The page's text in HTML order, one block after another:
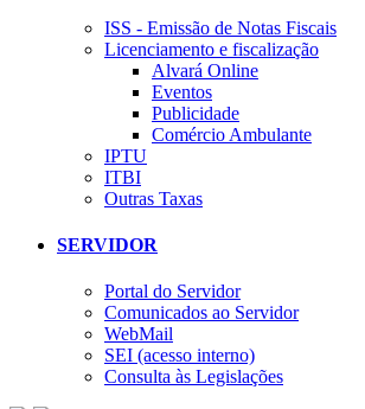
ISS - Emissão de Notas Fiscais
Licenciamento e fiscalização
Alvará Online
Eventos
Publicidade
Comércio Ambulante
IPTU
ITBI
Outras Taxas
SERVIDOR
Portal do Servidor
Comunicados ao Servidor
WebMail
SEI (acesso interno)
Consulta às Legislações